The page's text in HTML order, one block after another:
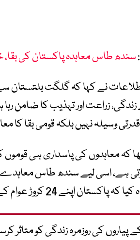
سندھ طاس معاہدہ پاکستان کی بقا،
اطلاعات نے کہا کہ گلگت بلتستان
زراعت اور تہذیب کا ضامن
وسیلہ نہیں بلکہ قومی بقا کا
کہ معاہدوں کی پاسداری ہی
ہے، اسی لیے سندھ طاس
24 کروڑ عوام کے آبی حقوق کا ہر صورت تحفظ یقینی بنائے گا۔
پیاروں کی روزمرہ زندگی کو